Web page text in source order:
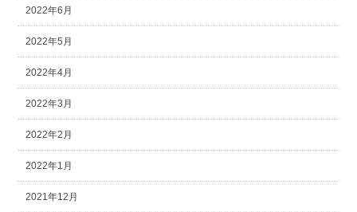
2022年6月
2022年5月
2022年4月
2022年3月
2022年2月
2022年1月
2021年12月